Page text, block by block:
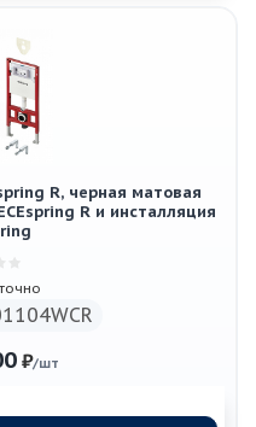
R, черная матовая
R и инсталляция
₽/шт